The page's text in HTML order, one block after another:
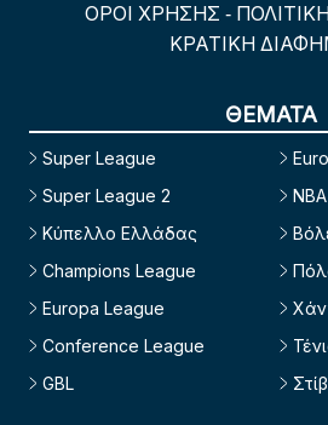
ΟΡΟΙ ΧΡΗΣΗΣ -
ΚΡΑΤΙΚΗ
ΘΕΜΑΤΑ
Super League
Super League 2
Κύπελλο Ελλάδας
Champions League
Europa League
Conference League
GBL
NBA